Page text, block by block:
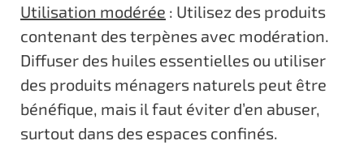
Utilisation modérée : Utilisez des produits
contenant des terpènes avec modération.
Diffuser des huiles essentielles ou utiliser
des produits ménagers naturels peut être
bénéfique, mais il faut éviter d’en abuser,
surtout dans des espaces confinés.